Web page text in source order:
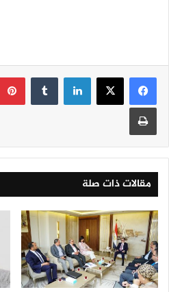
لينكدإن
مقالات ذات صلة